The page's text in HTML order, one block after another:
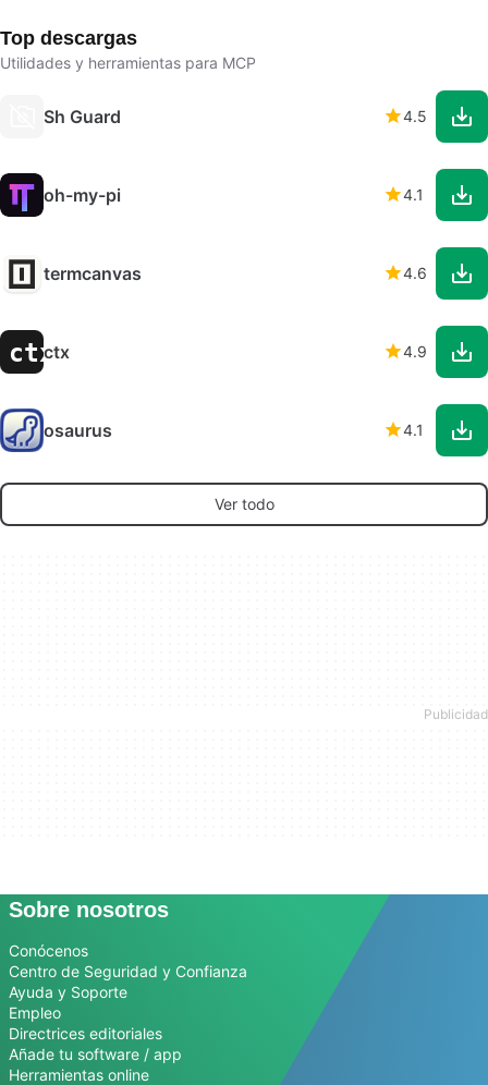
Top descargas
Utilidades y herramientas para MCP
Sh Guard 4.5
oh-my-pi 4.1
termcanvas 4.6
ctx 4.9
osaurus 4.1
Ver todo
Sobre nosotros
Conócenos
Centro de Seguridad y Confianza
Ayuda y Soporte
Empleo
Directrices editoriales
Añade tu software / app
Herramientas online